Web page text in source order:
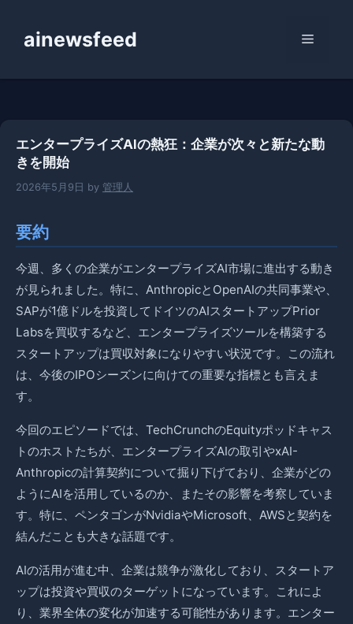
ainewsfeed メ
エンタープライズAIの熱狂：企業が次々と新たな動
きを開始
2026年5月9日 by 管理人
要約
今週、多くの企業がエンタープライズAI市場に進出する動き
が見られました。特に、AnthropicとOpenAIの共同事業や、
SAPが1億ドルを投資してドイツのAIスタートアップPrior
Labsを買収するなど、エンタープライズツールを構築する
スタートアップは買収対象になりやすい状況です。この流れ
は、今後のIPOシーズンに向けての重要な指標とも言えま
す。
今回のエピソードでは、TechCrunchのEquityポッドキャス
トのホストたちが、エンタープライズAIの取引やxAI-
Anthropicの計算契約について掘り下げており、企業がどの
ようにAIを活用しているのか、またその影響を考察していま
す。特に、ペンタゴンがNvidiaやMicrosoft、AWSと契約を
結んだことも大きな話題です。
AIの活用が進む中、企業は競争が激化しており、スタートア
ップは投資や買収のターゲットになっています。これによ
り、業界全体の変化が加速する可能性があります。エンター